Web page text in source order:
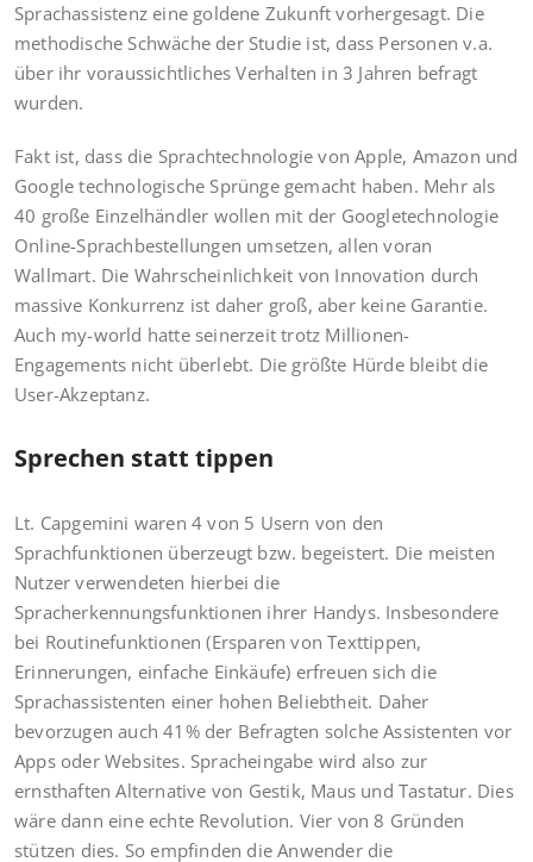
Sprachassistenz eine goldene Zukunft vorhergesagt. Die
methodische Schwäche der Studie ist, dass Personen v.a.
über ihr voraussichtliches Verhalten in 3 Jahren befragt
wurden.
Fakt ist, dass die Sprachtechnologie von Apple, Amazon und
Google technologische Sprünge gemacht haben. Mehr als
40 große Einzelhändler wollen mit der Googletechnologie
Online-Sprachbestellungen umsetzen, allen voran
Wallmart. Die Wahrscheinlichkeit von Innovation durch
massive Konkurrenz ist daher groß, aber keine Garantie.
Auch my-world hatte seinerzeit trotz Millionen-
Engagements nicht überlebt. Die größte Hürde bleibt die
User-Akzeptanz.
Sprechen statt tippen
Lt. Capgemini waren 4 von 5 Usern von den
Sprachfunktionen überzeugt bzw. begeistert. Die meisten
Nutzer verwendeten hierbei die
Spracherkennungsfunktionen ihrer Handys. Insbesondere
bei Routinefunktionen (Ersparen von Texttippen,
Erinnerungen, einfache Einkäufe) erfreuen sich die
Sprachassistenten einer hohen Beliebtheit. Daher
bevorzugen auch 41% der Befragten solche Assistenten vor
Apps oder Websites. Spracheingabe wird also zur
ernsthaften Alternative von Gestik, Maus und Tastatur. Dies
wäre dann eine echte Revolution. Vier von 8 Gründen
stützen dies. So empfinden die Anwender die